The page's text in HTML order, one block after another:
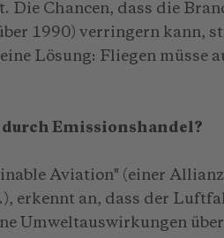
Die Chancen, dass die
1990) verringern kann,
Lösung: Fliegen müsse
Emissionshandel?
Aviation" (einer
erkennt an, dass der
Umweltauswirkungen